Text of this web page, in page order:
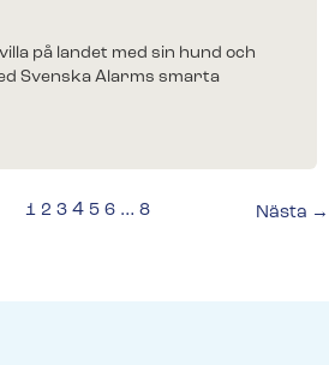
på landet med sin hund och
Svenska Alarms smarta
1 2 3 4 5 6 … 8 Nästa →